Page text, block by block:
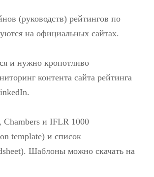
(руководств) рейтингов по
на официальных сайтах.
и нужно кропотливо
контента сайта рейтинга
Chambers и IFLR 1000
template) и список
Шаблоны можно скачать на